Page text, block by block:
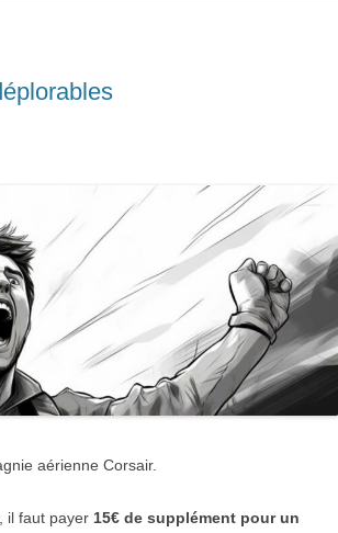
aérienne Corsair.
il faut payer 15€ de supplément pour un